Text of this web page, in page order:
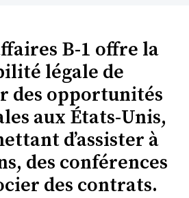
B-1 offre la
légale de
des opportunités
aux États-Unis,
d’assister à
des conférences
des contrats.